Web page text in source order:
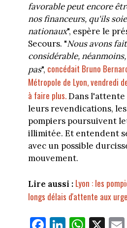
favorable peut encore
nos financeurs, qu'ils
nationaux", espère le
Secours. "Nous avons
considérable,
pas", concédait Bruno
Métropole de Lyon, vendredi
à faire plus.Dans l'attente
leurs revendications,
pompiers poursuivent
illimitée. Et entendent
avec un possible
mouvement.
Lire aussi : Lyon : les
longs délais d'attente aux